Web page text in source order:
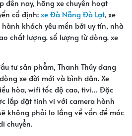
đến nay, hãng xe chuyên hoạt
cố định:xe Đà Nẵng Đà Lạt, xe
khách yêu mến bởi uy tín, nhà
chất lượng. số lượng từ dòng. xe
tư sản phẩm, Thanh Thủy đang
xe đời mới và bình dân. Xe
hòa, wifi tốc độ cao, tivi… Đặc
lắp đặt tinh vi với camera hành
không phải lo lắng về vấn đề móc
chuyển.